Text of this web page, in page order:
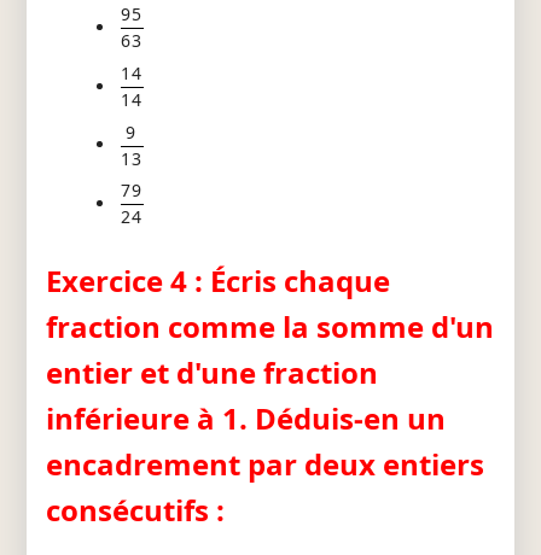
95
63
14
14
9
13
79
24
Exercice 4 : Écris chaque
fraction comme la somme d'un
entier et d'une fraction
inférieure à 1. Déduis-en un
encadrement par deux entiers
consécutifs :